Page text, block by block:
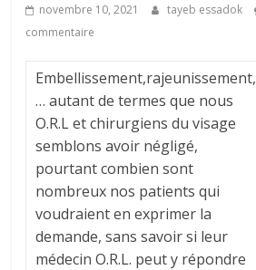
novembre 10, 2021 tayeb essadok
commentaire
Embellissement,rajeunissement,
… autant de termes que nous
O.R.L et chirurgiens du visage
semblons avoir négligé,
pourtant combien sont
nombreux nos patients qui
voudraient en exprimer la
demande, sans savoir si leur
médecin O.R.L. peut y répondre